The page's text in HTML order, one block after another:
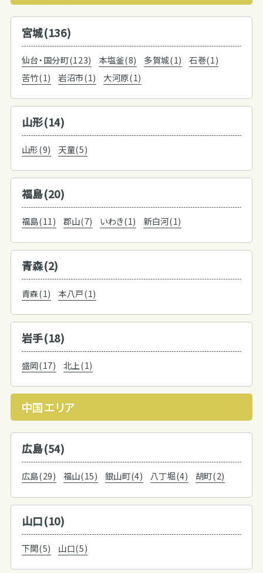
宮城(136)
仙台・国分町(123) 本塩釜(8) 多賀城(1)
石巻(1)
苦竹(1)
岩沼市(1) 大河原(1)
山形(14)
山形(9) 天童(5)
福島(20)
福島(11) 郡山(7) いわき(1) 新白河(1)
青森(2)
青森(1) 本八戸(1)
岩手(18)
盛岡(17) 北上(1)
中国エリア
広島(54)
広島(29) 福山(15) 銀山町(4) 八丁堀(4) 胡町(2)
山口(10)
下関(5) 山口(5)